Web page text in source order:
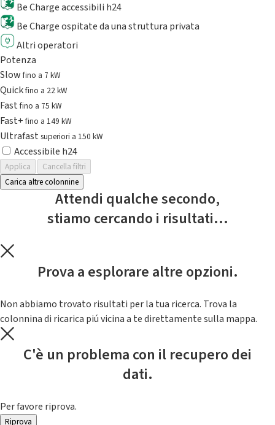
Be Charge accessibili h24
Be Charge ospitate da una struttura privata
Altri operatori
Potenza
Slowfino a 7 kW
Quickfino a 22 kW
Fastfino a 75 kW
Fast+fino a 149 kW
Ultrafast superiori a 150 kW
Accessibile h24
Applica
Cancella filtri
Carica altre colonnine
Attendi qualche secondo,
stiamo cercando i risultati...
Prova a esplorare altre opzioni.
Non abbiamo trovato risultati per la tua ricerca. Trova la
colonnina di ricarica piú vicina a te direttamente sulla mappa.
C'è un problema con il recupero dei
dati.
Per favore riprova.
Riprova